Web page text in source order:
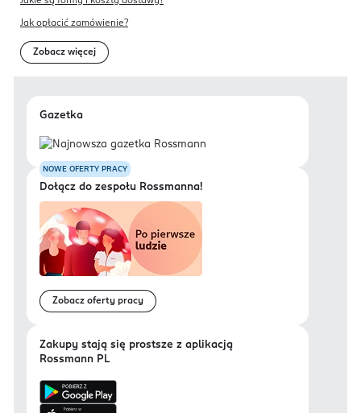
Jak opłacić zamówienie?
Zobacz więcej
Gazetka
NOWE OFERTY PRACY
Dołącz do zespołu Rossmanna!
Zobacz oferty pracy
Zakupy stają się prostsze z aplikacją
Rossmann PL